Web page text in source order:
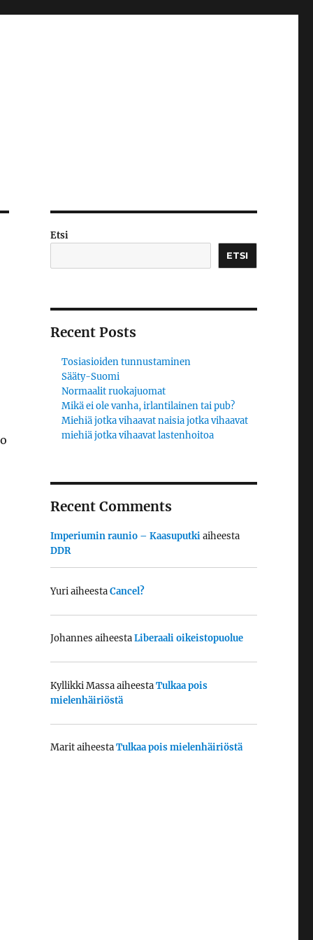
Etsi
ETSI
Recent Posts
Tosiasioiden tunnustaminen
Sääty-Suomi
Normaalit ruokajuomat
Mikä ei ole vanha, irlantilainen tai pub?
Miehiä jotka vihaavat naisia jotka vihaavat
miehiä jotka vihaavat lastenhoitoa
Recent Comments
Imperiumin raunio – Kaasuputkiaiheesta
DDR
YuriaiheestaCancel?
Johannes aiheestaLiberaali oikeistopuolue
Kyllikki MassaaiheestaTulkaa pois
mielenhäiriöstä
MaritaiheestaTulkaa pois mielenhäiriöstä